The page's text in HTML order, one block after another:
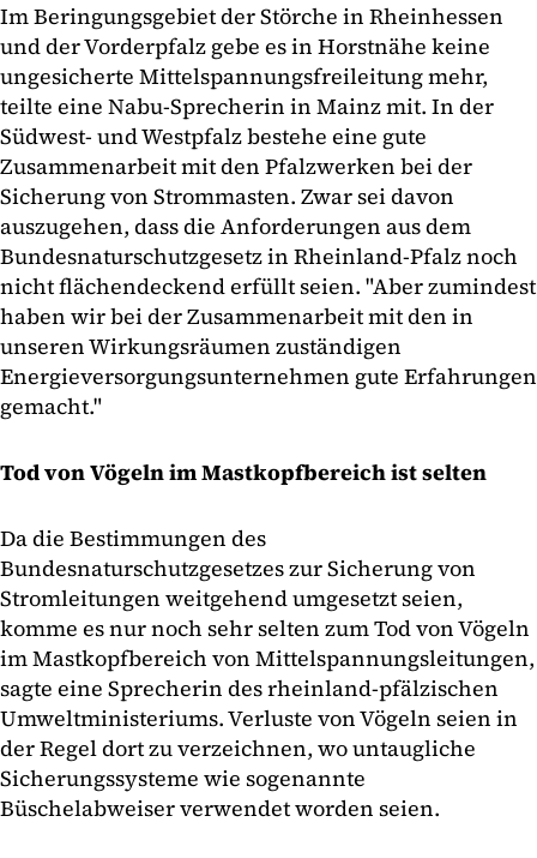
Im Beringungsgebiet der Störche in Rheinhessen
und der Vorderpfalz gebe es in Horstnähe keine
ungesicherte Mittelspannungsfreileitung mehr,
teilte eine Nabu-Sprecherin in Mainz mit. In der
Südwest- und Westpfalz bestehe eine gute
Zusammenarbeit mit den Pfalzwerken bei der
Sicherung von Strommasten. Zwar sei davon
auszugehen, dass die Anforderungen aus dem
Bundesnaturschutzgesetz in Rheinland-Pfalz noch
nicht flächendeckend erfüllt seien. "Aber zumindest
haben wir bei der Zusammenarbeit mit den in
unseren Wirkungsräumen zuständigen
Energieversorgungsunternehmen gute Erfahrungen
gemacht."
Tod von Vögeln im Mastkopfbereich ist selten
Da die Bestimmungen des
Bundesnaturschutzgesetzes zur Sicherung von
Stromleitungen weitgehend umgesetzt seien,
komme es nur noch sehr selten zum Tod von Vögeln
im Mastkopfbereich von Mittelspannungsleitungen,
sagte eine Sprecherin des rheinland-pfälzischen
Umweltministeriums. Verluste von Vögeln seien in
der Regel dort zu verzeichnen, wo untaugliche
Sicherungssysteme wie sogenannte
Büschelabweiser verwendet worden seien.